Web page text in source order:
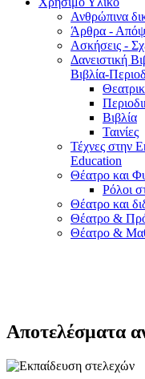
Ανθρώπινα
Άρθρα -
Ασκήσεις -
Δανειστική
Βιβλία-
Βιβλία
Ταινίες
Τέχνες στην
Education
Θέατρο και
Ρόλοι
Θέατρο και
Θέατρο &
Θέατρο &
Αποτελέσματα